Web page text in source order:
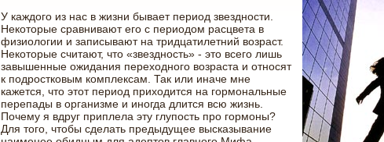
У каждого из нас в жизни бывает период звездности.
Некоторые сравнивают его с периодом расцвета в
физиологии и записывают на тридцатилетний возраст.
Некоторые считают, что «звездность» - это всего лишь
завышенные ожидания переходного возраста и относят
к подростковым комплексам. Так или иначе мне
кажется, что этот период приходится на гормональные
перепады в организме и иногда длится всю жизнь.
Почему я вдруг приплела эту глупость про гормоны?
Для того, чтобы сделать предыдущее высказывание